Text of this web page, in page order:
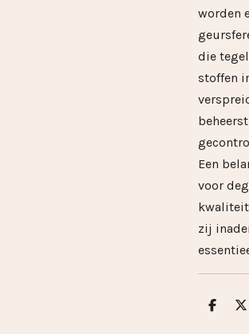
worden
die
stoffen
Een
voor
zij
D
D